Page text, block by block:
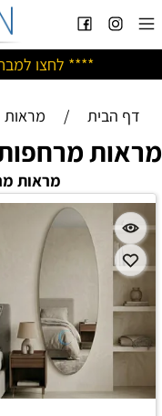
**** לחצו
דף הבית / מראות
מראות
מראות